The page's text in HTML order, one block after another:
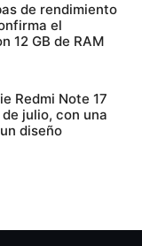
de rendimiento
el
12 GB de RAM
Redmi Note 17
julio, con una
diseño